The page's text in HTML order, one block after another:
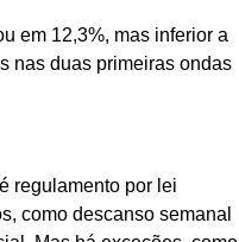
em 12,3%, mas inferior a
nas duas primeiras ondas
regulamento por lei
como descanso semanal